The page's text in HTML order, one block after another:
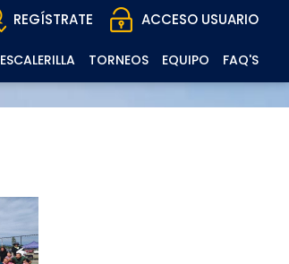
REGÍSTRATE ACCESO USUARIO
ESCALERILLA TORNEOS EQUIPO FAQ'S